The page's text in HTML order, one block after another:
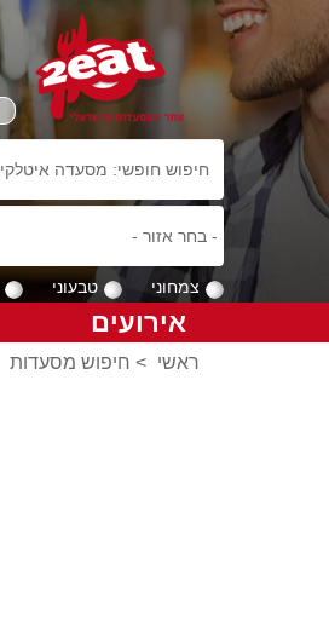
צמחוני טבעוני
אירועים
ראשי > חיפוש מסעדות